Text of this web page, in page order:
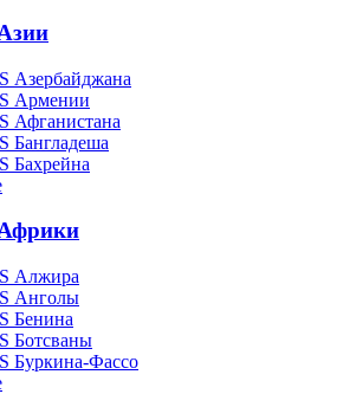
Азербайджана
Армении
Афганистана
Бангладеша
Бахрейна
Алжира
Анголы
Бенина
Ботсваны
Буркина-Фассо